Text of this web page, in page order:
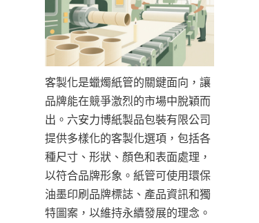
客製化是蠟燭紙管的關鍵面向，讓
品牌能在競爭激烈的市場中脫穎而
出。六安力博紙製品包裝有限公司
提供多樣化的客製化選項，包括各
種尺寸、形狀、顏色和表面處理，
以符合品牌形象。紙管可使用環保
油墨印刷品牌標誌、產品資訊和獨
特圖案，以維持永續發展的理念。